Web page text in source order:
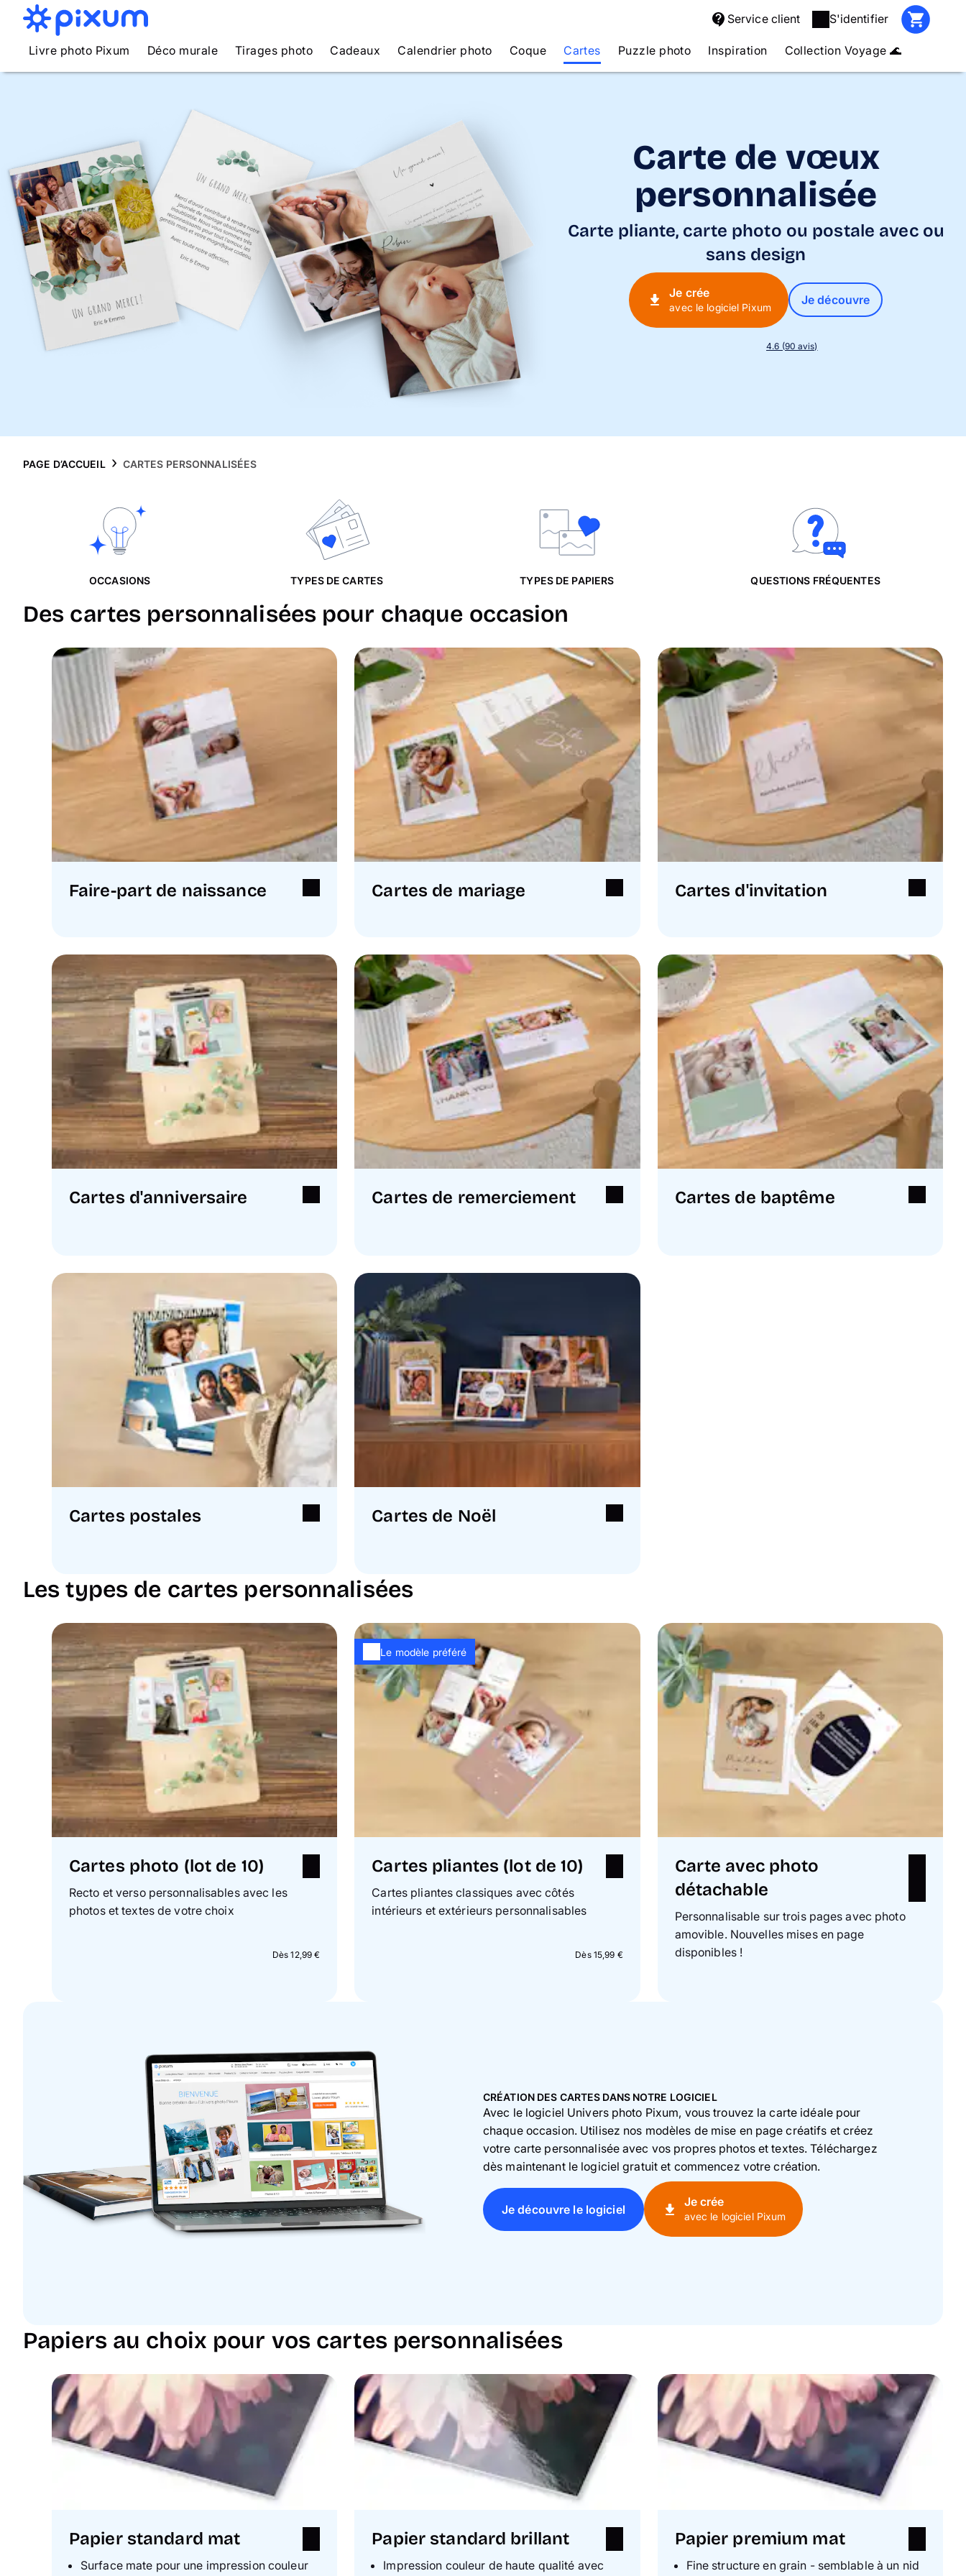
Service client S'identifier
Livre photo Pixum Déco murale Tirages photo Cadeaux Calendrier photo Coque Cartes Puzzle photo Inspiration Collection Voyage 🌊
Carte de vœux
personnalisée
Carte pliante, carte photo ou postale avec ou
sans design
4.6 (90 avis)
Je crée
avec le logiciel Pixum Je découvre
PAGE D’ACCUEIL CARTES PERSONNALISÉES
OCCASIONS TYPES DE CARTES TYPES DE PAPIERS QUESTIONS FRÉQUENTES
Des cartes personnalisées pour chaque occasion
Faire-part de naissance Cartes de mariage Cartes d'invitation
Cartes d'anniversaire Cartes de remerciement Cartes de baptême
Cartes postales Cartes de Noël
Les types de cartes personnalisées
Cartes photo (lot de 10)
Recto et verso personnalisables avec les
photos et textes de votre choix
Dès 12,99 €
Le modèle préféré
Cartes pliantes (lot de 10)
Cartes pliantes classiques avec côtés
intérieurs et extérieurs personnalisables
Dès 15,99 €
Carte avec photo
détachable
Personnalisable sur trois pages avec photo
amovible. Nouvelles mises en page
disponibles !
CRÉATION DES CARTES DANS NOTRE LOGICIEL
Avec le logiciel Univers photo Pixum, vous trouvez la carte idéale pour
chaque occasion. Utilisez nos modèles de mise en page créatifs et créez
votre carte personnalisée avec vos propres photos et textes. Téléchargez
dès maintenant le logiciel gratuit et commencez votre création.
Je découvre le logiciel
Je crée
avec le logiciel Pixum
Papiers au choix pour vos cartes personnalisées
Papier standard mat
Surface mate pour une impression couleur
Papier standard brillant
Impression couleur de haute qualité avec
Papier premium mat
Fine structure en grain - semblable à un nid